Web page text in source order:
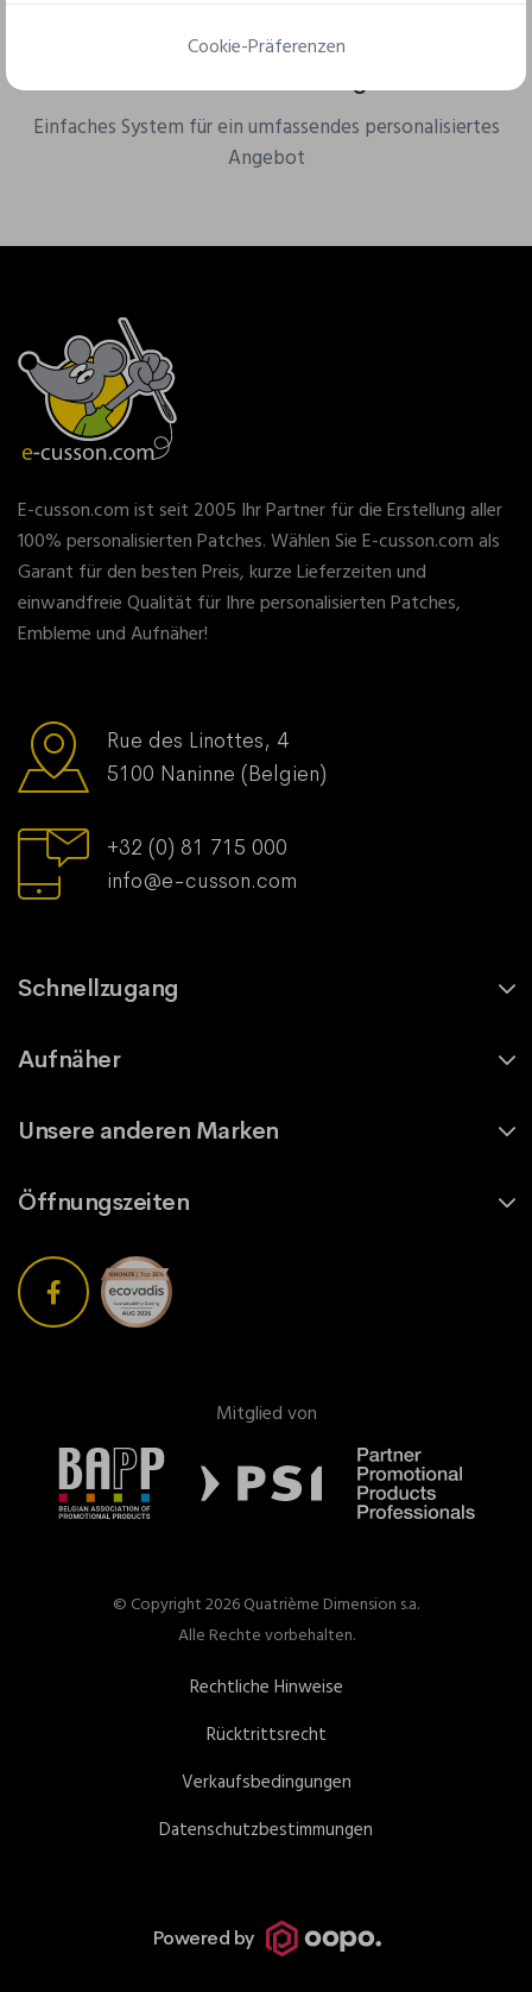
Einfaches System für ein umfassendes personalisiertes
Angebot
E-cusson.com ist seit 2005 Ihr Partner für die Erstellung aller
100% personalisierten Patches. Wählen Sie E-cusson.com als
Garant für den besten Preis, kurze Lieferzeiten und
einwandfreie Qualität für Ihre personalisierten Patches,
Embleme und Aufnäher!
Rue des Linottes, 4
5100 Naninne (Belgien)
+32 (0) 81 715 000
info@e-cusson.com
Schnellzugang
Aufnäher
Unsere anderen Marken
Öffnungszeiten
Mitglied von
© Copyright 2026 Quatrième Dimension s.a.
Alle Rechte vorbehalten.
Rechtliche Hinweise
Rücktrittsrecht
Verkaufsbedingungen
Datenschutzbestimmungen
Powered by
Cookie-Präferenzen